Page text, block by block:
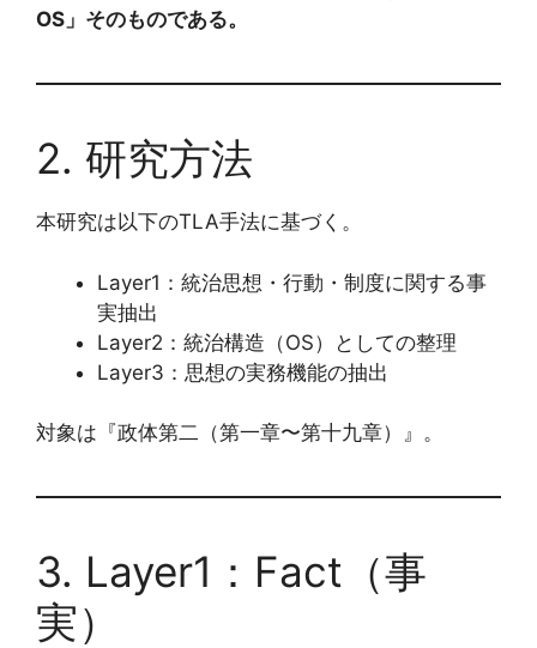
OS」そのものである。
2. 研究方法
本研究は以下のTLA手法に基づく。
Layer1：統治思想・行動・制度に関する事
実抽出
Layer2：統治構造（OS）としての整理
Layer3：思想の実務機能の抽出
対象は『政体第二（第一章〜第十九章）』。
3. Layer1：Fact（事
実）